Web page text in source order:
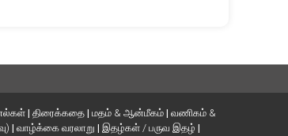
| திரைக்கதை | மதம் & ஆன்மீகம் | வணிகம் &
| வாழ்க்கை வரலாறு | இதழ்கள் / பருவ இதழ் |